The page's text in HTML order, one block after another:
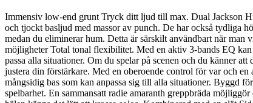
Immensiv low-end grunt Tryck ditt ljud till max. Dual Jackson
och tjockt basljud med massor av punch. De har också tydliga
medan du eliminerar hum. Detta är särskilt användbart när
möjligheter Total tonal flexibilitet. Med en aktiv 3-bands EQ
passa alla situationer. Om du spelar på scenen och du känner
justera din förstärkare. Med en oberoende control för var och
mångsidig bas som kan anpassa sig till alla situationer. Byggd
spelbarhet. En sammansatt radie amaranth greppbräda